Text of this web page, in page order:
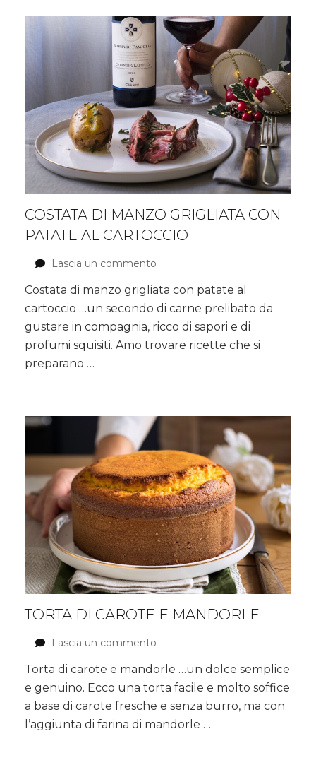
ricotta
sbriciolata
noci
COSTATA DI MANZO GRIGLIATA CON
PATATE AL CARTOCCIO
Lascia un commento
di
manzo
grigliata
patate
Costata di manzo grigliata con patate al
cartoccio …un secondo di carne prelibato da
gustare in compagnia, ricco di sapori e di
profumi squisiti. Amo trovare ricette che si
preparano …
TORTA DI CAROTE E MANDORLE
Lascia un commento
di
carote
e
mandorle
Torta di carote e mandorle …un dolce semplice
e genuino. Ecco una torta facile e molto soffice
a base di carote fresche e senza burro, ma con
l’aggiunta di farina di mandorle …